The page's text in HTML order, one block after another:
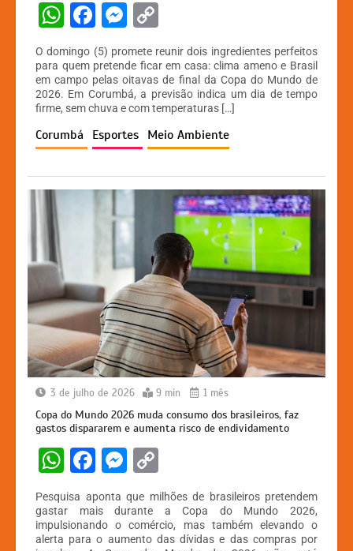
W
h
at
s
A
p
F
a
c
e
b
o
k
M
s
s
e
n
er
p
y
Li
n
O domingo (5) promete reunir dois ingredientes perfeitos
para quem pretende ficar em casa: clima ameno e Brasil
em campo pelas oitavas de final da Copa do Mundo de
2026. Em Corumbá, a previsão indica um dia de tempo
firme, sem chuva e com temperaturas […]
Corumbá Esportes Meio Ambiente
3 de julho de 2026 9 min 1 mês
Copa do Mundo 2026 muda consumo dos brasileiros, faz
gastos dispararem e aumenta risco de endividamento
W
h
at
s
F
c
e
M
s
s
o
p
y
Pesquisa aponta que milhões de brasileiros pretendem
gastar mais durante a Copa do Mundo 2026,
impulsionando o comércio, mas também elevando o
alerta para o aumento das dívidas e das compras por